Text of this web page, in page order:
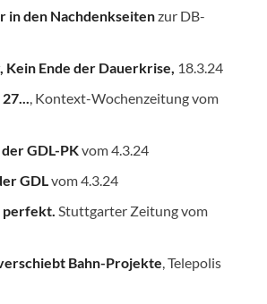
in den Nachdenkseitenzur DB-
Kein Ende der Dauerkrise, 18.3.24
, Kontext-Wochenzeitung vom
GDL-PKvom 4.3.24
GDL vom 4.3.24
perfekt. Stuttgarter Zeitung vom
Bahn-Projekte , Telepolis